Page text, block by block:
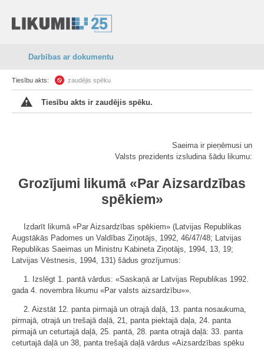
Darbības ar dokumentu
Tiesību akts: zaudējis spēku
Tiesību akts ir zaudējis spēku.
Saeima ir pieņēmusi un
Valsts prezidents izsludina šādu likumu:
Grozījumi likumā «Par Aizsardzības
spēkiem»
Izdarīt likumā «Par Aizsardzības spēkiem» (Latvijas Republikas
Augstākās Padomes un Valdības Ziņotājs, 1992, 46/47/48; Latvijas
Republikas Saeimas un Ministru Kabineta Ziņotājs, 1994, 13, 19;
Latvijas Vēstnesis, 1994, 131) šādus grozījumus:
1. Izslēgt 1. pantā vārdus: «Saskaņā ar Latvijas Republikas 1992.
gada 4. novembra likumu «Par valsts aizsardzību»».
2. Aizstāt 12. panta pirmajā un otrajā daļā, 13. panta nosaukuma,
pirmajā, otrajā un trešajā daļā, 21, panta piektajā daļa, 24. panta
pirmajā un ceturtajā daļā, 25. pantā, 28. panta otrajā daļā: 33. panta
ceturtajā daļā un 38, panta trešajā daļā vārdus «Aizsardzības spēku